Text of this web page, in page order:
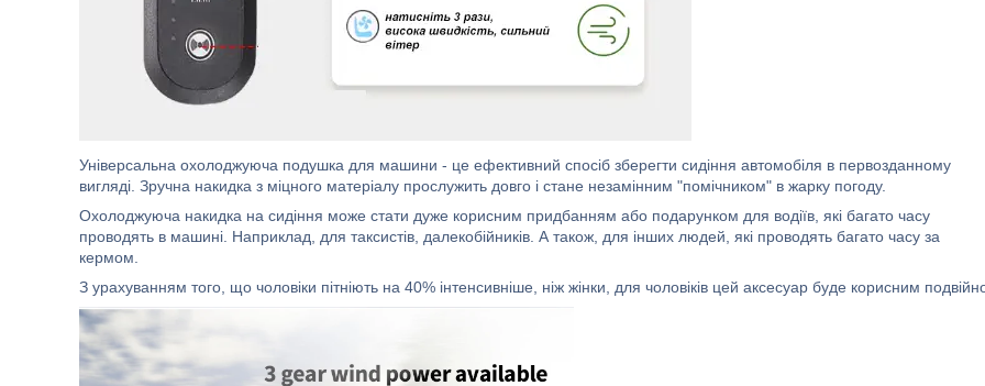
Універсальна охолоджуюча подушка для машини - це ефективний спосіб зберегти сидіння автомобіля в первозданному
вигляді. Зручна накидка з міцного матеріалу прослужить довго і стане незамінним "помічником" в жарку погоду.
Охолоджуюча накидка на сидіння може стати дуже корисним придбанням або подарунком для водіїв, які багато часу
проводять в машині. Наприклад, для таксистів, далекобійників. А також, для інших людей, які проводять багато часу за
кермом.
З урахуванням того, що чоловіки пітніють на 40% інтенсивніше, ніж жінки, для чоловіків цей аксесуар буде корисним